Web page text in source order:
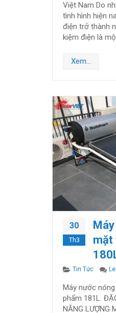
Việt Nam Do
tình hình hiện
điện trở thành
kiệm điện là
Xem...
30
Th3
mặt
Categories
Tin Tức
Máy nước
phẩm 181L.
NĂNG LƯỢNG